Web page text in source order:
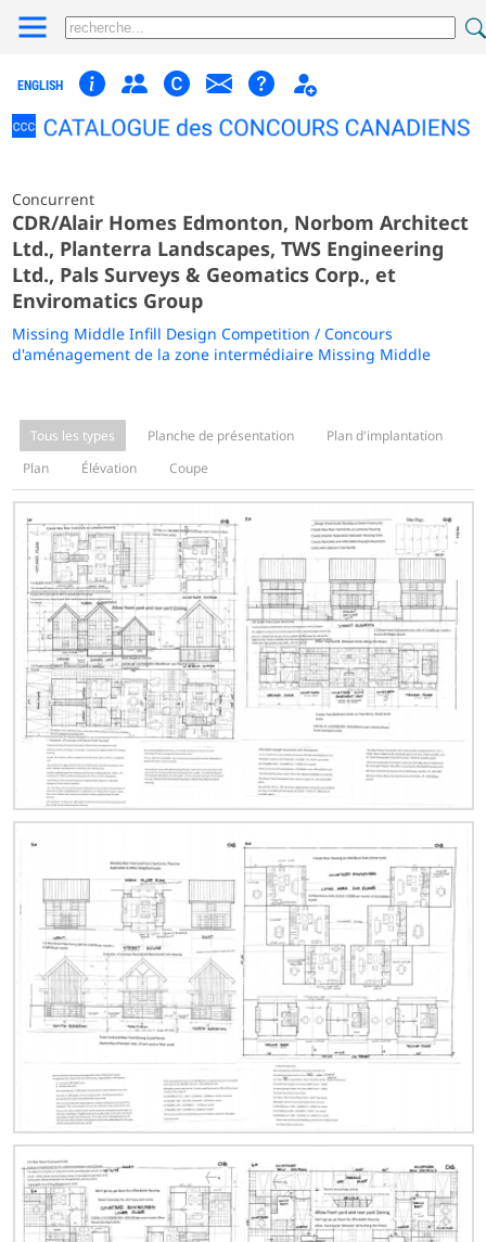
ENGLISH
Concurrent
CDR/Alair Homes Edmonton, Norbom Architect
Ltd., Planterra Landscapes, TWS Engineering
Ltd., Pals Surveys & Geomatics Corp., et
Enviromatics Group
Missing Middle Infill Design Competition / Concours
d'aménagement de la zone intermédiaire Missing Middle
Tous les types Planche de présentation
Plan d'implantation
Plan
Élévation Coupe